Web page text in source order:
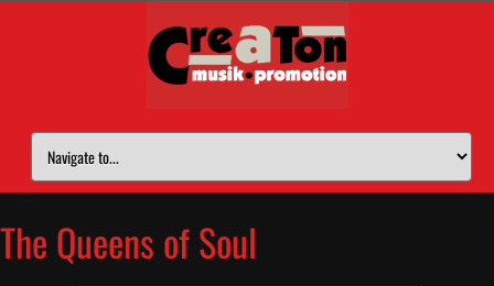
The Queens of Soul